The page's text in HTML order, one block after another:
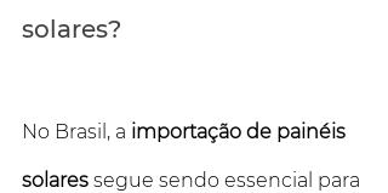
solares?
No Brasil, a importação de painéis
solares segue sendo essencial para